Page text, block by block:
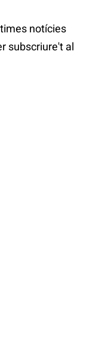
notícies
subscriure't al